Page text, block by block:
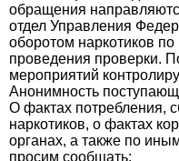
обращения
отдел Управления
оборотом наркотиков
проведения проверки.
мероприятий
Анонимность
О фактах потребления,
наркотиков, о фактах
органах, а также по
просим сообщать: